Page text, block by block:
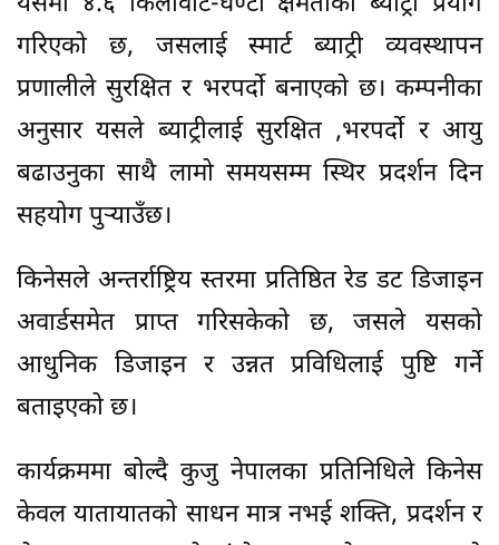
गरिएको छ, जसलाई स्मार्ट ब्याट्री व्यवस्थापन
प्रणालीले सुरक्षित र भरपर्दो बनाएको छ। कम्पनीका
अनुसार यसले ब्याट्रीलाई सुरक्षित ,भरपर्दो र आयु
बढाउनुका साथै लामो समयसम्म स्थिर प्रदर्शन दिन
सहयोग पुर्‍याउँछ।
किनेसले अन्तर्राष्ट्रिय स्तरमा प्रतिष्ठित रेड डट डिजाइन
अवार्डसमेत प्राप्त गरिसकेको छ, जसले यसको
आधुनिक डिजाइन र उन्नत प्रविधिलाई पुष्टि गर्ने
बताइएको छ।
कार्यक्रममा बोल्दै कुजु नेपालका प्रतिनिधिले किनेस
केवल यातायातको साधन मात्र नभई शक्ति, प्रदर्शन र